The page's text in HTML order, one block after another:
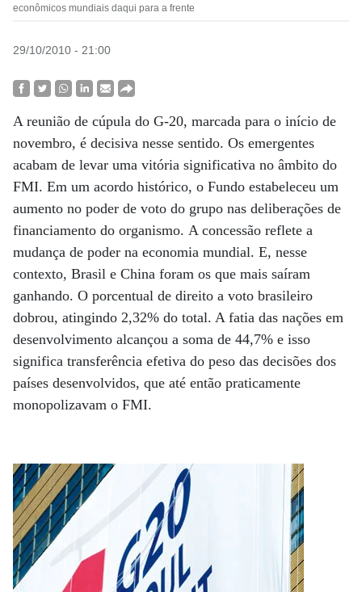
econômicos mundiais daqui para a frente
29/10/2010 - 21:00
A reunião de cúpula do G-20, marcada para o início de
novembro, é decisiva nesse sentido. Os emergentes
acabam de levar uma vitória significativa no âmbito do
FMI. Em um acordo histórico, o Fundo estabeleceu um
aumento no poder de voto do grupo nas deliberações de
financiamento do organismo. A concessão reflete a
mudança de poder na economia mundial. E, nesse
contexto, Brasil e China foram os que mais saíram
ganhando. O porcentual de direito a voto brasileiro
dobrou, atingindo 2,32% do total. A fatia das nações em
desenvolvimento alcançou a soma de 44,7% e isso
significa transferência efetiva do peso das decisões dos
países desenvolvidos, que até então praticamente
monopolizavam o FMI.